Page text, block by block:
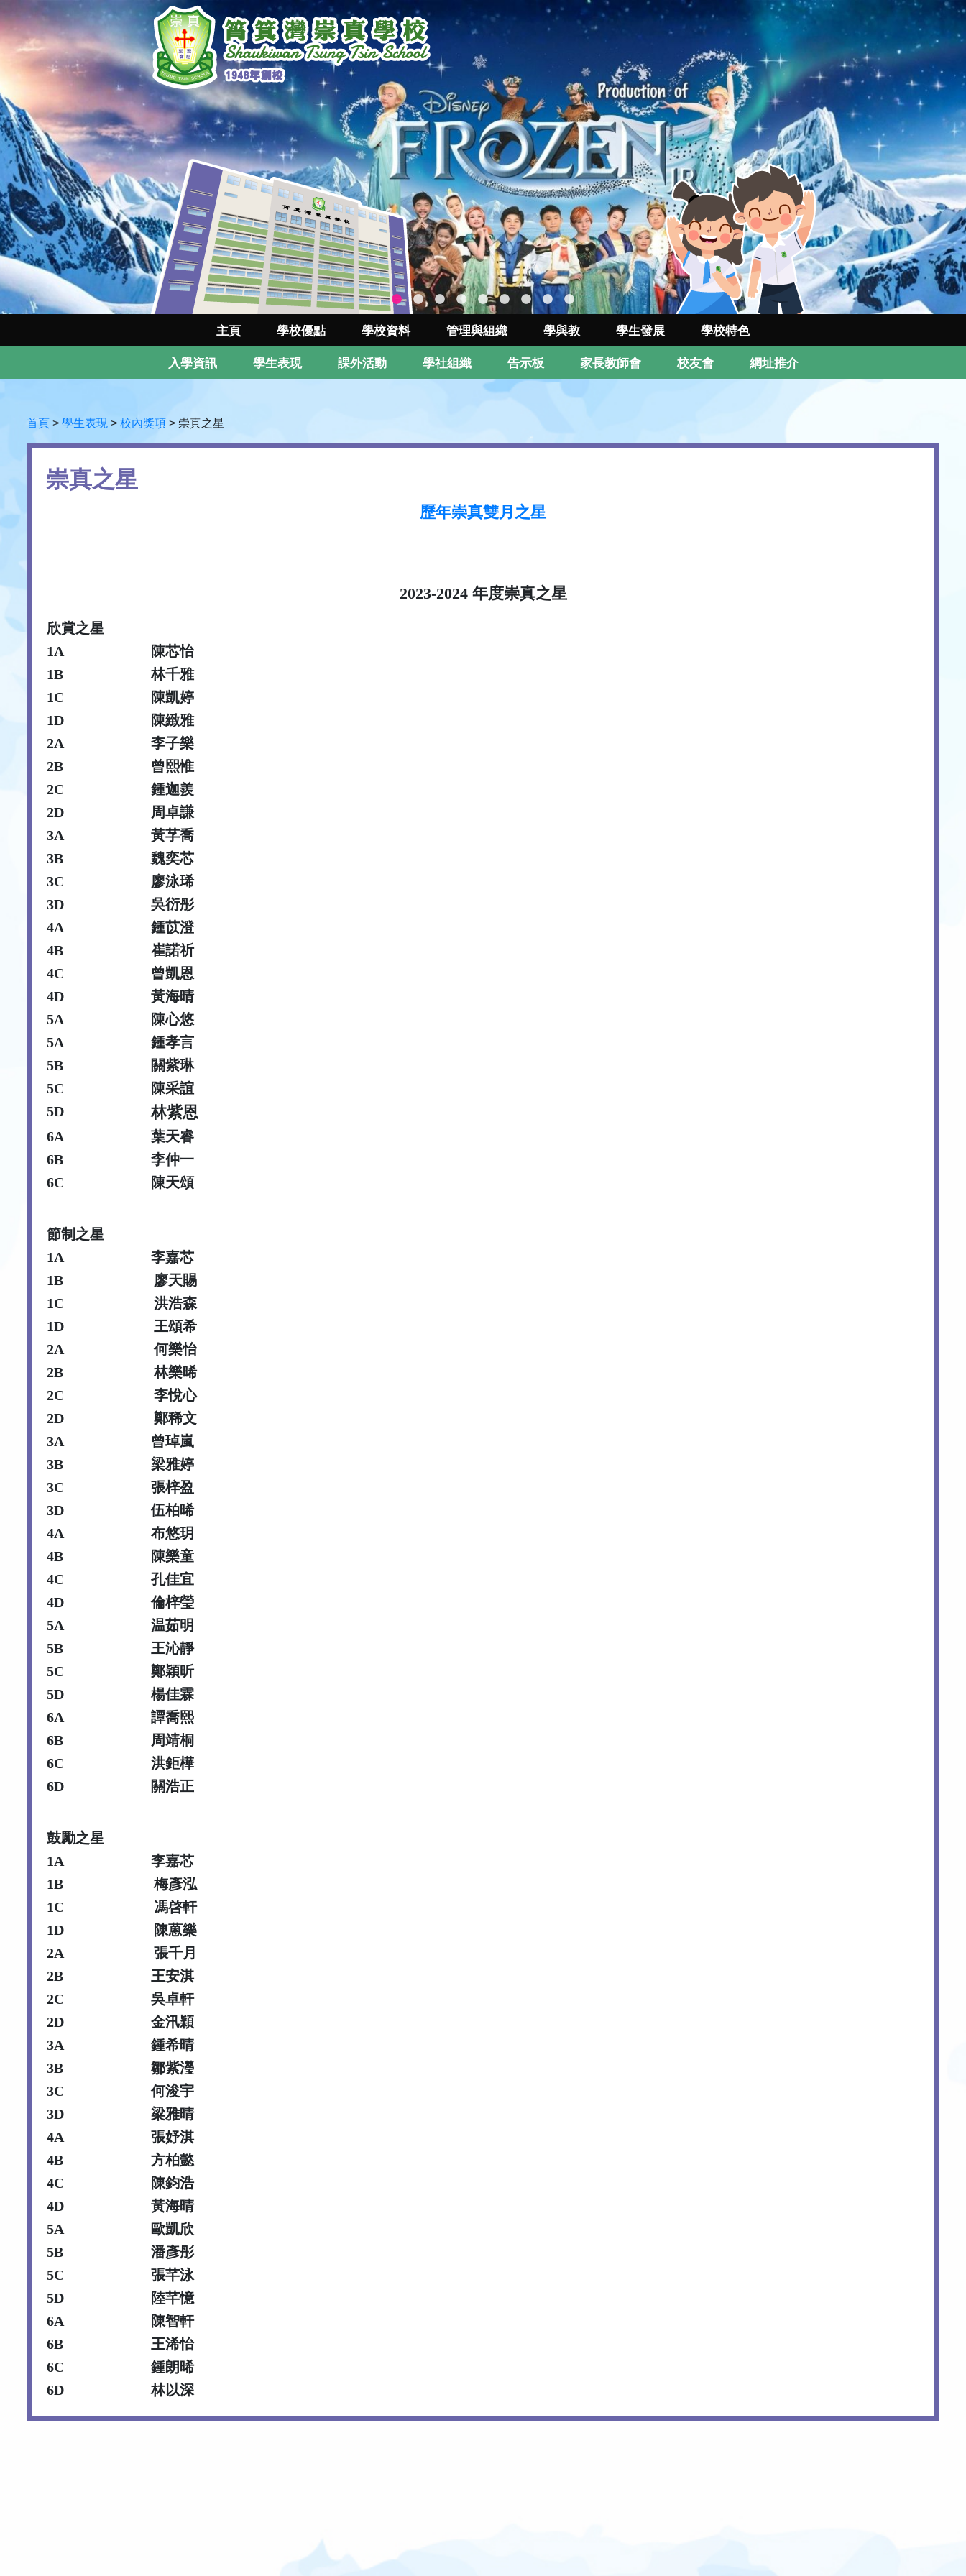
主頁 學校優點 學校資料 管理與組織 學與教 學生發展 學校特色
入學資訊 學生表現 課外活動 學社組織 告示板 家長教師會 校友會 網址推介
首頁 > 學生表現 > 校內獎項 > 崇真之星
崇真之星
歷年崇真雙月之星
2023-2024 年度崇真之星
欣賞之星
1A
陳芯怡
1B
林千雅
1C
陳凱婷
1D
陳緻雅
2A
李子樂
2B
曾熙惟
2C
鍾迦羨
2D
周卓謙
3A
黃芓喬
3B
魏奕芯
3C
廖泳琋
3D
吳衍彤
4A
鍾苡澄
4B
崔諾祈
4C
曾凱恩
4D
黃海晴
5A
陳心悠
5A
鍾孝言
5B
關紫琳
5C
陳采誼
5D
林紫恩
6A
葉天睿
6B
李仲一
6C
陳天頌
節制之星
1A
李嘉芯
1B
廖天賜
1C
洪浩森
1D
王頌希
2A
何樂怡
2B
林樂晞
2C
李悅心
2D
鄭稀文
3A
曾琸嵐
3B
梁雅婷
3C
張梓盈
3D
伍柏晞
4A
布悠玥
4B
陳樂童
4C
孔佳宜
4D
倫梓瑩
5A
温茹明
5B
王沁靜
5C
鄭穎昕
5D
楊佳霖
6A
譚喬熙
6B
周靖桐
6C
洪鉅樺
6D
關浩正
鼓勵之星
1A
李嘉芯
1B
梅彥泓
1C
馮啓軒
1D
陳蒽樂
2A
張千月
2B
王安淇
2C
吳卓軒
2D
金汛穎
3A
鍾希晴
3B
鄒紫瀅
3C
何浚宇
3D
梁雅晴
4A
張妤淇
4B
方柏懿
4C
陳鈞浩
4D
黃海晴
5A
歐凱欣
5B
潘彥彤
5C
張芊泳
5D
陸芊憶
6A
陳智軒
6B
王浠怡
6C
鍾朗晞
6D
林以深